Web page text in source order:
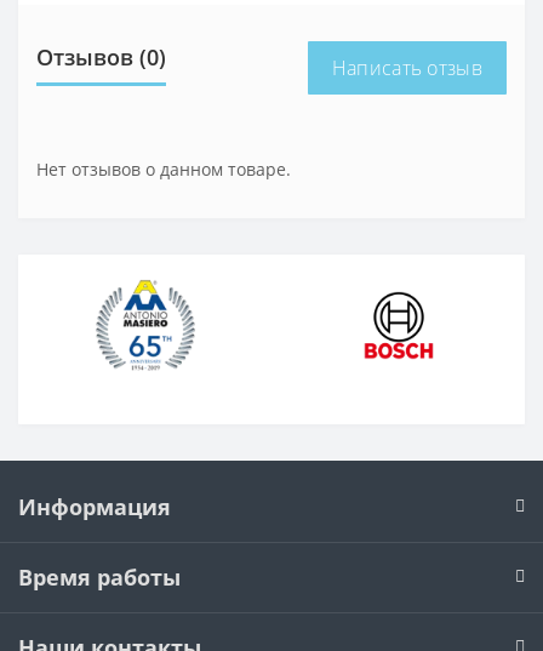
Отзывов (0) Написать отзыв
Нет отзывов о данном товаре.
Информация
Время работы